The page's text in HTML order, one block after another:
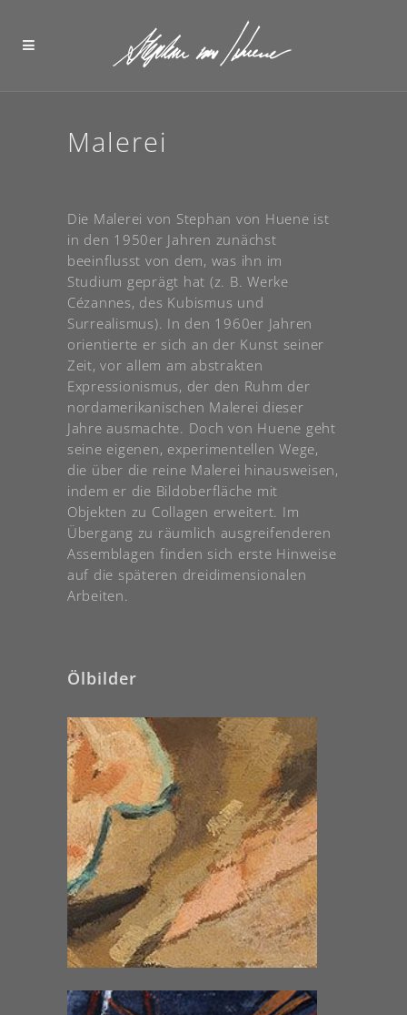
Malerei
Die Malerei von Stephan von Huene ist
in den 1950er Jahren zunächst
beeinflusst von dem, was ihn im
Studium geprägt hat (z. B. Werke
Cézannes, des Kubismus und
Surrealismus). In den 1960er Jahren
orientierte er sich an der Kunst seiner
Zeit, vor allem am abstrakten
Expressionismus, der den Ruhm der
nordamerikanischen Malerei dieser
Jahre ausmachte. Doch von Huene geht
seine eigenen, experimentellen Wege,
die über die reine Malerei hinausweisen,
indem er die Bildoberfläche mit
Objekten zu Collagen erweitert. Im
Übergang zu räumlich ausgreifenderen
Assemblagen finden sich erste Hinweise
auf die späteren dreidimensionalen
Arbeiten.
Ölbilder